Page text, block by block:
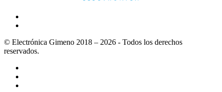
© Electrónica Gimeno 2018 – 2026 - Todos los derechos
reservados.